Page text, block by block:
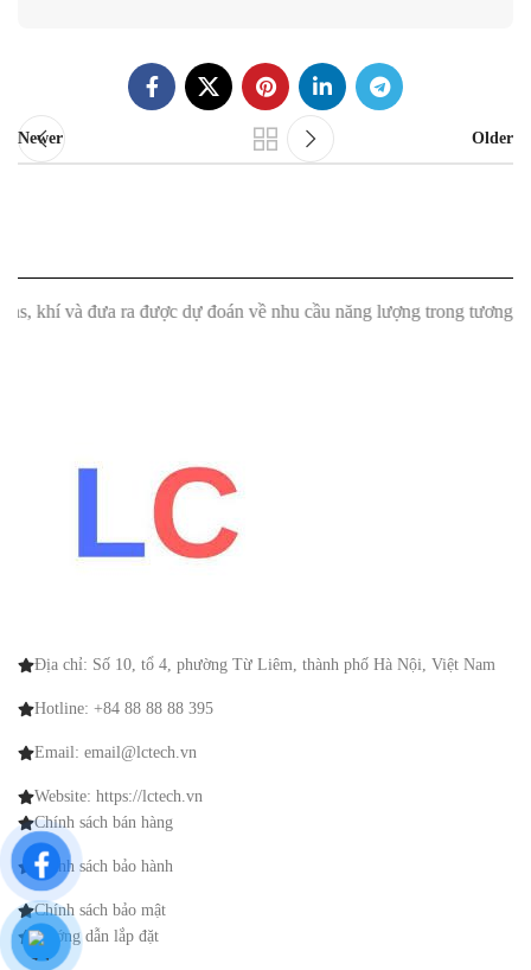
Newer Older
và đưa ra được dự đoán về nhu cầu năng lượng trong tương lai."
Địa chỉ: Số 10, tổ 4, phường Từ Liêm, thành phố Hà Nội, Việt Nam
Hotline: +84 88 88 88 395
Email: email@lctech.vn
Website: https://lctech.vn
Chính sách bán hàng
Chính sách bảo hành
Chính sách bảo mật
Hướng dẫn lắp đặt